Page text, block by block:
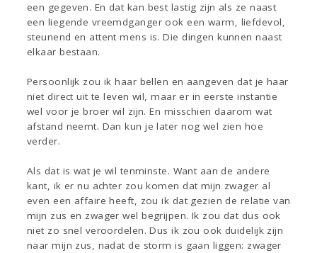
een gegeven. En dat kan best lastig zijn als ze naast
een liegende vreemdganger ook een warm, liefdevol,
steunend en attent mens is. Die dingen kunnen naast
elkaar bestaan.
Persoonlijk zou ik haar bellen en aangeven dat je haar
niet direct uit te leven wil, maar er in eerste instantie
wel voor je broer wil zijn. En misschien daarom wat
afstand neemt. Dan kun je later nog wel zien hoe
verder.
Als dat is wat je wil tenminste. Want aan de andere
kant, ik er nu achter zou komen dat mijn zwager al
even een affaire heeft, zou ik dat gezien de relatie van
mijn zus en zwager wel begrijpen. Ik zou dat dus ook
niet zo snel veroordelen. Dus ik zou ook duidelijk zijn
naar mijn zus, nadat de storm is gaan liggen: zwager